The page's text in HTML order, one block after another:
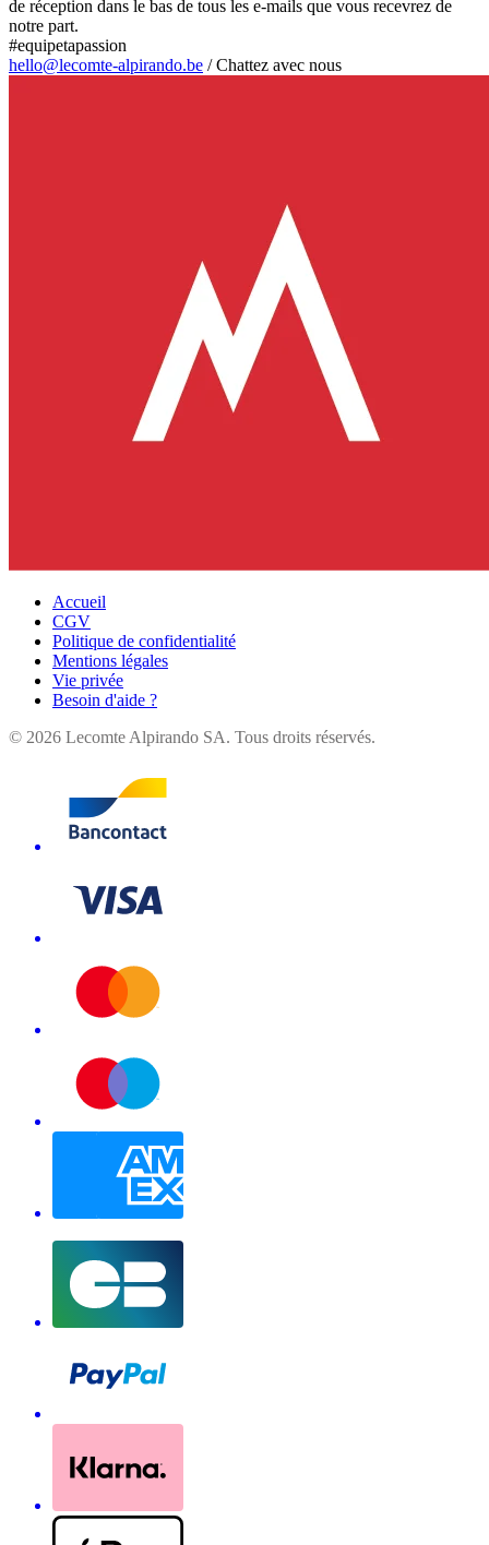
de réception dans le bas de tous les e-mails que vous recevrez de
notre part.
#equipetapassion
hello@lecomte-alpirando.be /Chattez avec nous
Accueil
CGV
Politique de confidentialité
Mentions légales
Vie privée
Besoin d'aide ?
© 2026 Lecomte Alpirando SA. Tous droits réservés.